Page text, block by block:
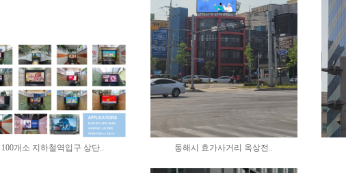
100개소 지하철역입구 상단.. 동해시 효가사거리 옥상전..